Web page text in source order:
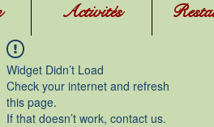
Activités
Widget Didn’t Load
Check your internet and refresh
this page.
If that doesn’t work, contact us.